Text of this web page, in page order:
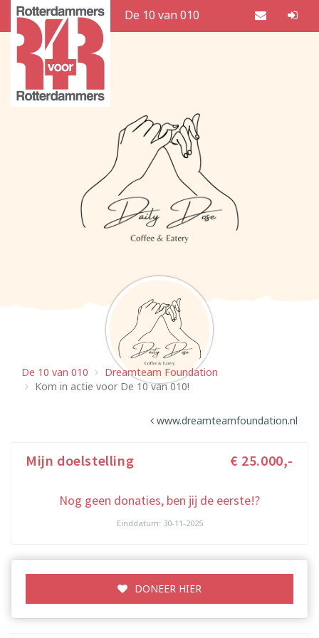
De 10 van 010
De 10 van 010
Dreamteam Foundation
Kom in actie voor De 10 van 010!
www.dreamteamfoundation.nl
Mijn doelstelling € 25.000,-
Nog geen donaties, ben jij de eerste!?
Einddatum: 30-11-2025
DONEER HIER